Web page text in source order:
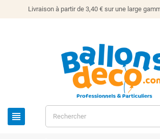
Livraison à partir de 3,40 € sur une large
view_headline